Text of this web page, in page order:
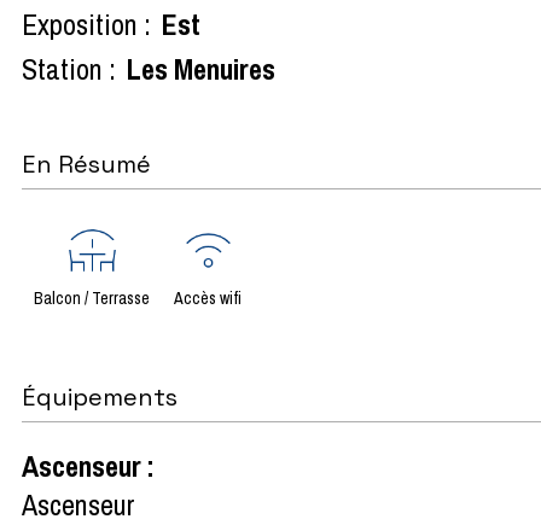
Exposition : Est
Station : Les Menuires
En Résumé
Balcon / Terrasse Accès wifi
Équipements
Ascenseur:
Ascenseur